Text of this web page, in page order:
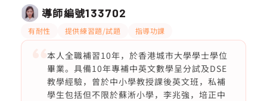
導師編號133702
有耐性 提供練習題/試題 指導功課
本人全職補習10年，於香港城市大學學士學位
畢業。具備10年專補中英文數學呈分試及DSE
教學經驗，曾於中小學教授課後英文班，私補
學生包括但不限於蘇淅小學，李兆強，培正中